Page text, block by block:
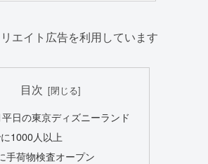
エイト広告を利用しています
目次
日の東京ディズニーランド
1000人以上
手荷物検査オープン